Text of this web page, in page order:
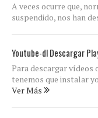
A veces ocurre que,
suspendido, nos han
Youtube-dl Descargar
Para descargar vídeos
tenemos que instalar
Ver Más